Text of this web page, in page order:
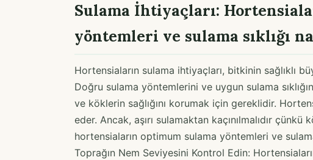
Sulama İhtiyaçları:
yöntemleri ve sulama sıklığı
Hortensiaların sulama ihtiyaçları, bitkinin sağlıklı
Doğru sulama yöntemlerini ve uygun sulama
ve köklerin sağlığını korumak için gereklidir.
eder. Ancak, aşırı sulamaktan kaçınılmalıdır
hortensiaların optimum sulama yöntemleri ve
Toprağın Nem Seviyesini Kontrol Edin: